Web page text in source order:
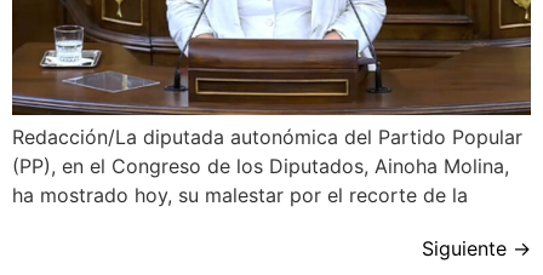
Redacción/La diputada autonómica del Partido Popular
(PP), en el Congreso de los Diputados, Ainoha Molina,
ha mostrado hoy, su malestar por el recorte de la
Siguiente →